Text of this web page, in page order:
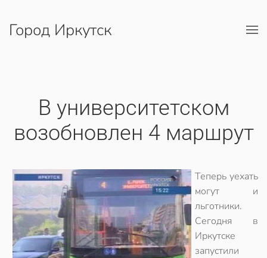
Перейти к содержимому
Город Иркутск
В университетском
возобновлен 4 маршрут
Теперь уехать
могут и
льготники.
Сегодня в
Иркутске
запустили